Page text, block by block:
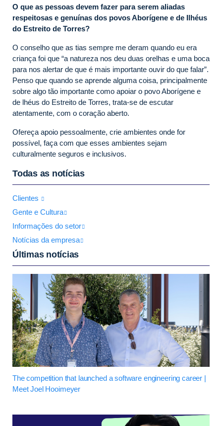
O que as pessoas devem fazer para serem aliadas
respeitosas e genuínas dos povos Aborígene e de Ilhéus
do Estreito de Torres?
O conselho que as tias sempre me deram quando eu era
criança foi que “a natureza nos deu duas orelhas e uma boca
para nos alertar de que é mais importante ouvir do que falar”.
Penso que quando se aprende alguma coisa, principalmente
sobre algo tão importante como apoiar o povo Aborígene e
de lhéus do Estreito de Torres, trata-se de escutar
atentamente, com o coração aberto.
Ofereça apoio pessoalmente, crie ambientes onde for
possível, faça com que esses ambientes sejam
culturalmente seguros e inclusivos.
Todas as notícias
Clientes
Gente e Cultura
Informações do setor
Notícias da empresa
Últimas notícias
The competition that launched a software engineering career |
Meet Joel Hooimeyer